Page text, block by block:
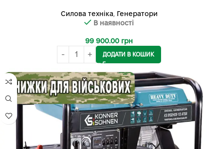
Силова техніка, Генератори
В наявності
99 900.00 грн
ДОДАТИ В КОШИК